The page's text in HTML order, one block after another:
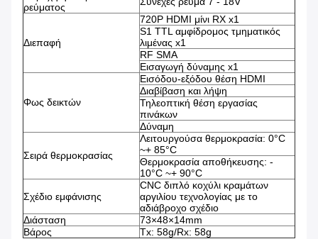
ρεύματος
Διεπαφή
720P HDMI μίνι RX x1
S1 TTL αμφίδρομος τμηματικός
λιμένας x1
RF SMA
Εισαγωγή δύναμης x1
Φως δεικτών
Εισόδου-εξόδου θέση HDMI
Διαβίβαση και λήψη
Τηλεοπτική θέση εργασίας
πινάκων
Δύναμη
Σειρά θερμοκρασίας
Λειτουργούσα θερμοκρασία: 0°C
~+ 85°C
Θερμοκρασία αποθήκευσης: -
10°C ~+ 90°C
Σχέδιο εμφάνισης
CNC διπλό κοχύλι κραμάτων
αργιλίου τεχνολογίας με το
αδιάβροχο σχέδιο
Διάσταση
73×48×14mm
Βάρος
Tx: 58g/Rx: 58g